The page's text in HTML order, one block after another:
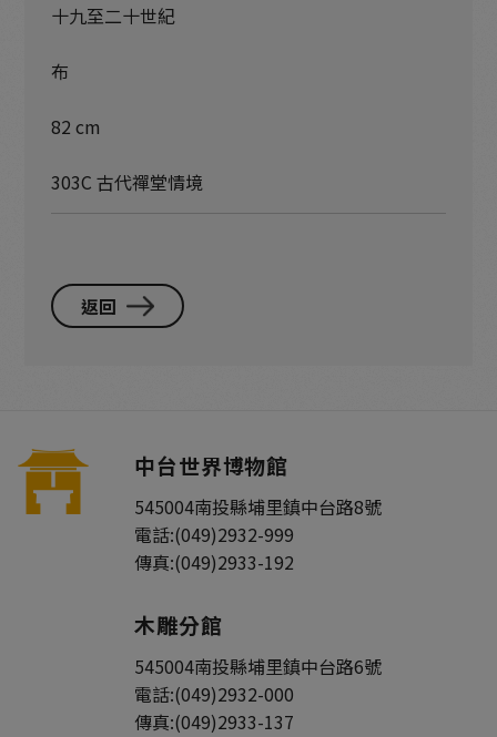
十九至二十世紀
布
82 cm
303C 古代禪堂情境
返回
中台世界博物館
545004南投縣埔里鎮中台路8號
電話:(049)2932-999
傳真:(049)2933-192
木雕分館
545004南投縣埔里鎮中台路6號
電話:(049)2932-000
傳真:(049)2933-137